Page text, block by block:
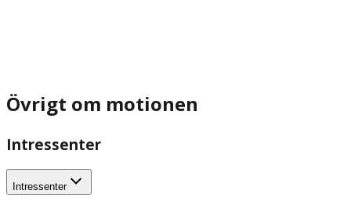
Övrigt om motionen
Intressenter
Intressenter